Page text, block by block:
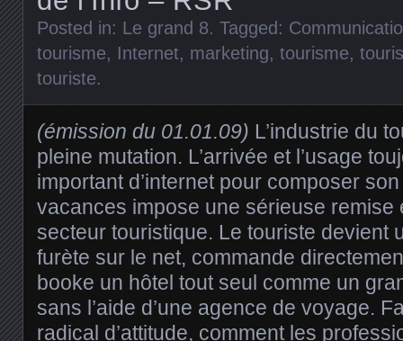
Posted in: Le grand 8. Tagged:
tourisme, Internet, marketing, tourisme,
touriste.
(émission du 01.01.09) L’industrie du
pleine mutation. L’arrivée et l’usage
important d’internet pour composer
vacances impose une sérieuse remise
secteur touristique. Le touriste devient
furète sur le net, commande
booke un hôtel tout seul comme un
sans l’aide d’une agence de voyage.
radical d’attitude, comment les